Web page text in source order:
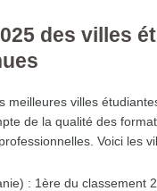
des villes
meilleures villes
de la qualité des
Voici les
: 1ère du classement